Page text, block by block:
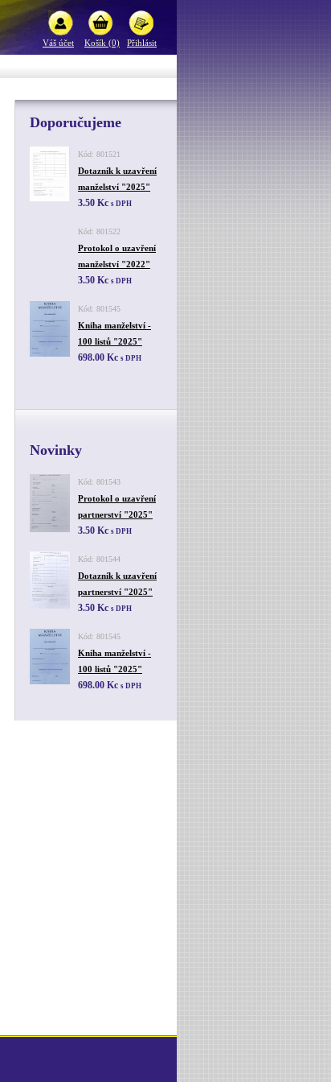
Váš účet Košík (0) Přihlásit
Doporučujeme
Kód: 801521
Dotazník k uzavření
manželství "2025"
3.50 Kc s DPH
Kód: 801522
Protokol o uzavření
manželství "2022"
3.50 Kc s DPH
Kód: 801545
Kniha manželství -
100 listů "2025"
698.00 Kc s DPH
Novinky
Kód: 801543
Protokol o uzavření
partnerství "2025"
3.50 Kc s DPH
Kód: 801544
Dotazník k uzavření
partnerství "2025"
3.50 Kc s DPH
Kód: 801545
Kniha manželství -
100 listů "2025"
698.00 Kc s DPH